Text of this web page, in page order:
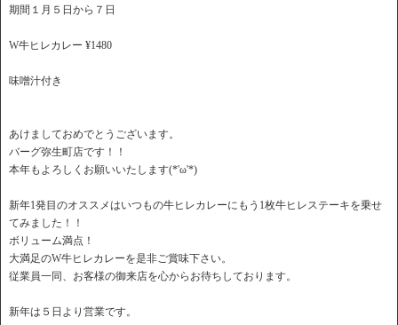
期間１月５日から７日
W牛ヒレカレー ¥1480
味噌汁付き
あけましておめでとうございます。
バーグ弥生町店です！！
本年もよろしくお願いいたします(*'ω'*)
新年1発目のオススメはいつもの牛ヒレカレーにもう1枚牛ヒレステーキを乗せ
てみました！！
ボリューム満点！
大満足のW牛ヒレカレーを是非ご賞味下さい。
従業員一同、お客様の御来店を心からお待ちしております。
新年は５日より営業です。